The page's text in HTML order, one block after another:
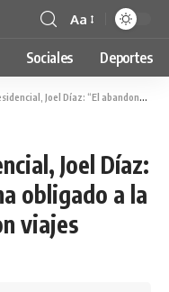
Aa
Sociales Deportes
del sur ha obligado a la gente a arriesgarse con viajes ilegales”
Joel Díaz:
obligado a la
viajes